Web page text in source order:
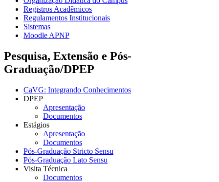
Registros Acadêmicos
Regulamentos Institucionais
Sistemas
Moodle APNP
Pesquisa, Extensão e Pós-
Graduação/DPEP
CaVG: Integrando Conhecimentos
DPEP
Apresentação
Documentos
Estágios
Apresentação
Documentos
Pós-Graduação Stricto Sensu
Pós-Graduação Lato Sensu
Visita Técnica
Documentos